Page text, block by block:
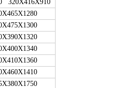
320Х416Х910
Х465Х1280
Х475Х1300
Х390Х1320
Х400Х1340
Х410Х1360
Х460Х1410
Х380Х1750